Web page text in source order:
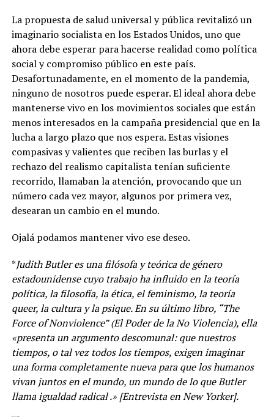
La propuesta de salud universal y pública revitalizó un
imaginario socialista en los Estados Unidos, uno que
ahora debe esperar para hacerse realidad como política
social y compromiso público en este país.
Desafortunadamente, en el momento de la pandemia,
ninguno de nosotros puede esperar. El ideal ahora debe
mantenerse vivo en los movimientos sociales que están
menos interesados en la campaña presidencial que en la
lucha a largo plazo que nos espera. Estas visiones
compasivas y valientes que reciben las burlas y el
rechazo del realismo capitalista tenían suficiente
recorrido, llamaban la atención, provocando que un
número cada vez mayor, algunos por primera vez,
desearan un cambio en el mundo.
Ojalá podamos mantener vivo ese deseo.
*Judith Butler es una filósofa y teórica de género
estadounidense cuyo trabajo ha influido en la teoría
política, la filosofía, la ética, el feminismo, la teoría
queer, la cultura y la psique. En su último libro, “The
Force of Nonviolence” (El Poder de la No Violencia), ella
«presenta un argumento descomunal: que nuestros
tiempos, o tal vez todos los tiempos, exigen imaginar
una forma completamente nueva para que los humanos
vivan juntos en el mundo, un mundo de lo que Butler
llama igualdad radical .» [Entrevista en New Yorker].